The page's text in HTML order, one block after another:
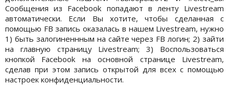
Сообщения из Facebook попадают в ленту Livestream
автоматически. Если Вы хотите, чтобы сделанная с
помощью FB запись оказалась в нашем Livestream, нужно
1) быть залогиненнным на сайте через FB логин; 2) зайти
на главную страницу Livestream; 3) Воспользоваться
кнопкой Facebook на основной странице Livestream,
сделав при этом запись открытой для всех с помощью
настроек конфиденциальности.